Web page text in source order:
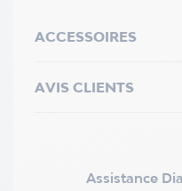
ACCESSOIRES
AVIS CLIENTS
Assistance